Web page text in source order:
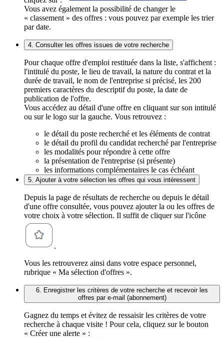
Vous avez également la possibilité de changer le
« classement » des offres : vous pouvez par exemple les trier
par date.
4. Consulter les offres issues de votre recherche
Pour chaque offre d'emploi restituée dans la liste, s'affichent :
l'intitulé du poste, le lieu de travail, la nature du contrat et la
durée de travail, le nom de l'entreprise si précisé, les 200
premiers caractères du descriptif du poste, la date de
publication de l'offre.
Vous accédez au détail d'une offre en cliquant sur son intitulé
ou sur le logo sur la gauche. Vous retrouvez :
le détail du poste recherché et les éléments de contrat
le détail du profil du candidat recherché par l'entreprise
les modalités pour répondre à cette offre
la présentation de l'entreprise (si présente)
les informations complémentaires le cas échéant
5. Ajouter à votre sélection les offres qui vous intéressent
Depuis la page de résultats de recherche ou depuis le détail
d'une offre consultée, vous pouvez ajouter la ou les offres de
votre choix à votre sélection. Il suffit de cliquer sur l'icône
.
Vous les retrouverez ainsi dans votre espace personnel,
rubrique « Ma sélection d'offres ».
6. Enregistrer les critères de votre recherche et recevoir les
offres par e-mail (abonnement)
Gagnez du temps et évitez de ressaisir les critères de votre
recherche à chaque visite ! Pour cela, cliquez sur le bouton
« Créer une alerte » :